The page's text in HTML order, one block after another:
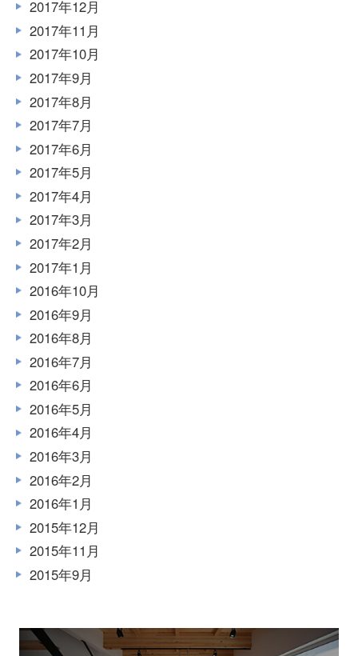
2017年12月
2017年11月
2017年10月
2017年9月
2017年8月
2017年7月
2017年6月
2017年5月
2017年4月
2017年3月
2017年2月
2017年1月
2016年10月
2016年9月
2016年8月
2016年7月
2016年6月
2016年5月
2016年4月
2016年3月
2016年2月
2016年1月
2015年12月
2015年11月
2015年9月